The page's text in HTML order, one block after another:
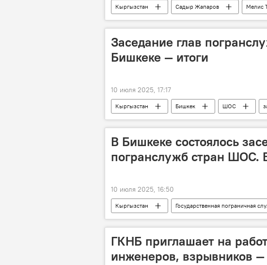
Кыргызстан Садыр Жапаров Мелис
выговор
Заседание глав
Бишкеке — итоги
10 июля 2025, 17:17
Кыргызстан Бишкек ШОС
В Бишкеке состоялось
погранслужб стран ШОС.
10 июля 2025, 16:50
Кыргызстан Государственная пограничная
заседание
Камчыбек Ташиев
ГКНБ приглашает на
инженеров, взрывников —